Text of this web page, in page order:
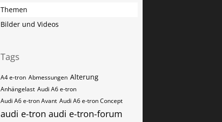
Themen
Bilder und Videos
Tags
A4 e-tron Abmessungen Alterung
Anhängelast Audi A6 e-tron
Audi A6 e-tron Avant Audi A6 e-tron Concept
audi e-tron audi e-tron-forum